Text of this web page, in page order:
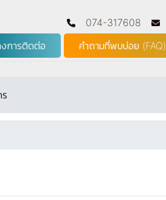
074-317608
การติดต่อ คำถามที่พบบ่อย (FAQ)